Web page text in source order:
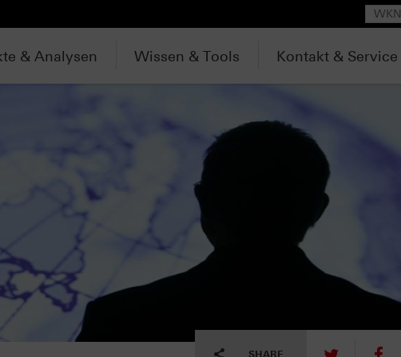
Suche
& Analysen Wissen & Tools Kontakt & Service
SHARE tweet